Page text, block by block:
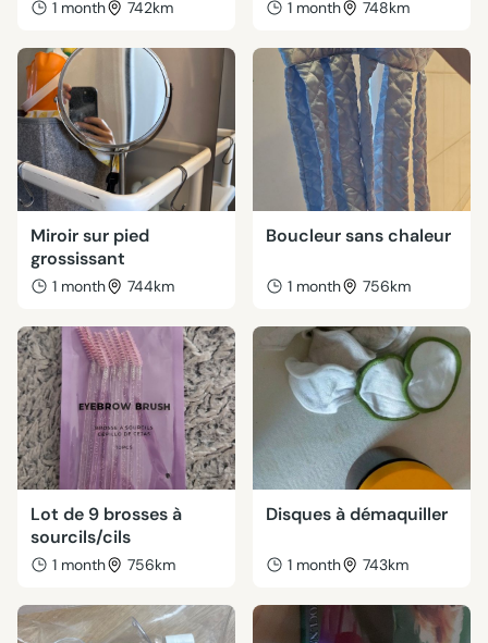
1 month 742km 1 month 748km
Miroir sur pied
grossissant
1 month 744km
Boucleur sans chaleur
1 month 756km
Lot de 9 brosses à
sourcils/cils
1 month 756km
Disques à démaquiller
1 month 743km